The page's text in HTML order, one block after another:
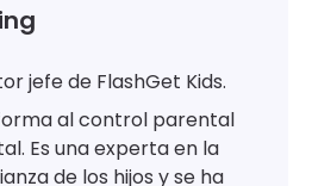
jefe de FlashGet Kids.
al control parental
Es una experta en la
de los hijos y se ha